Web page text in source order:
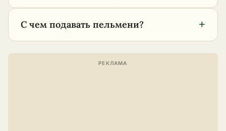
С чем подавать пельмени? +